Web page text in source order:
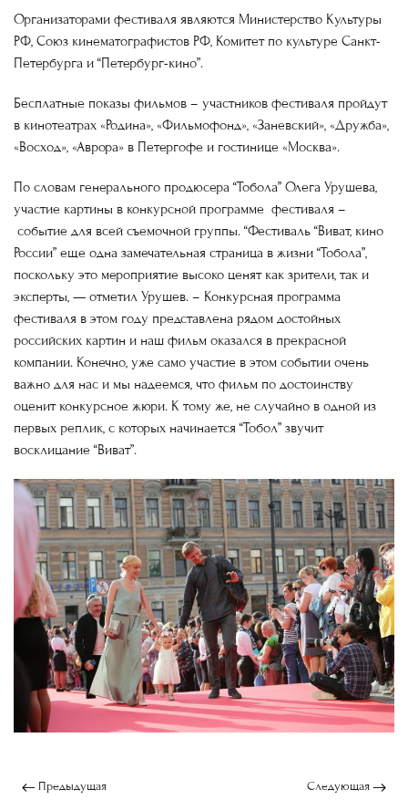
Организаторами фестиваля являются Министерство Культуры
РФ, Союз кинематографистов РФ, Комитет по культуре Санкт-
Петербурга и “Петербург-кино”.
Бесплатные показы фильмов – участников фестиваля пройдут
в кинотеатрах «Родина», «Фильмофонд», «Заневский», «Дружба»,
«Восход», «Аврора» в Петергофе и гостинице «Москва».
По словам генерального продюсера “Тобола” Олега Урушева,
участие картины в конкурсной программе фестиваля –
событие для всей съемочной группы. “Фестиваль “Виват, кино
России” еще одна замечательная страница в жизни “Тобола”,
поскольку это мероприятие высоко ценят как зрители, так и
эксперты, — отметил Урушев. – Конкурсная программа
фестиваля в этом году представлена рядом достойных
российских картин и наш фильм оказался в прекрасной
компании. Конечно, уже само участие в этом событии очень
важно для нас и мы надеемся, что фильм по достоинству
оценит конкурсное жюри. К тому же, не случайно в одной из
первых реплик, с которых начинается “Тобол” звучит
восклицание “Виват”.
Предыдущая Следующая